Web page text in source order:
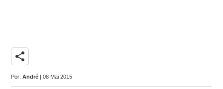
share
Por:André | 08 Mai 2015